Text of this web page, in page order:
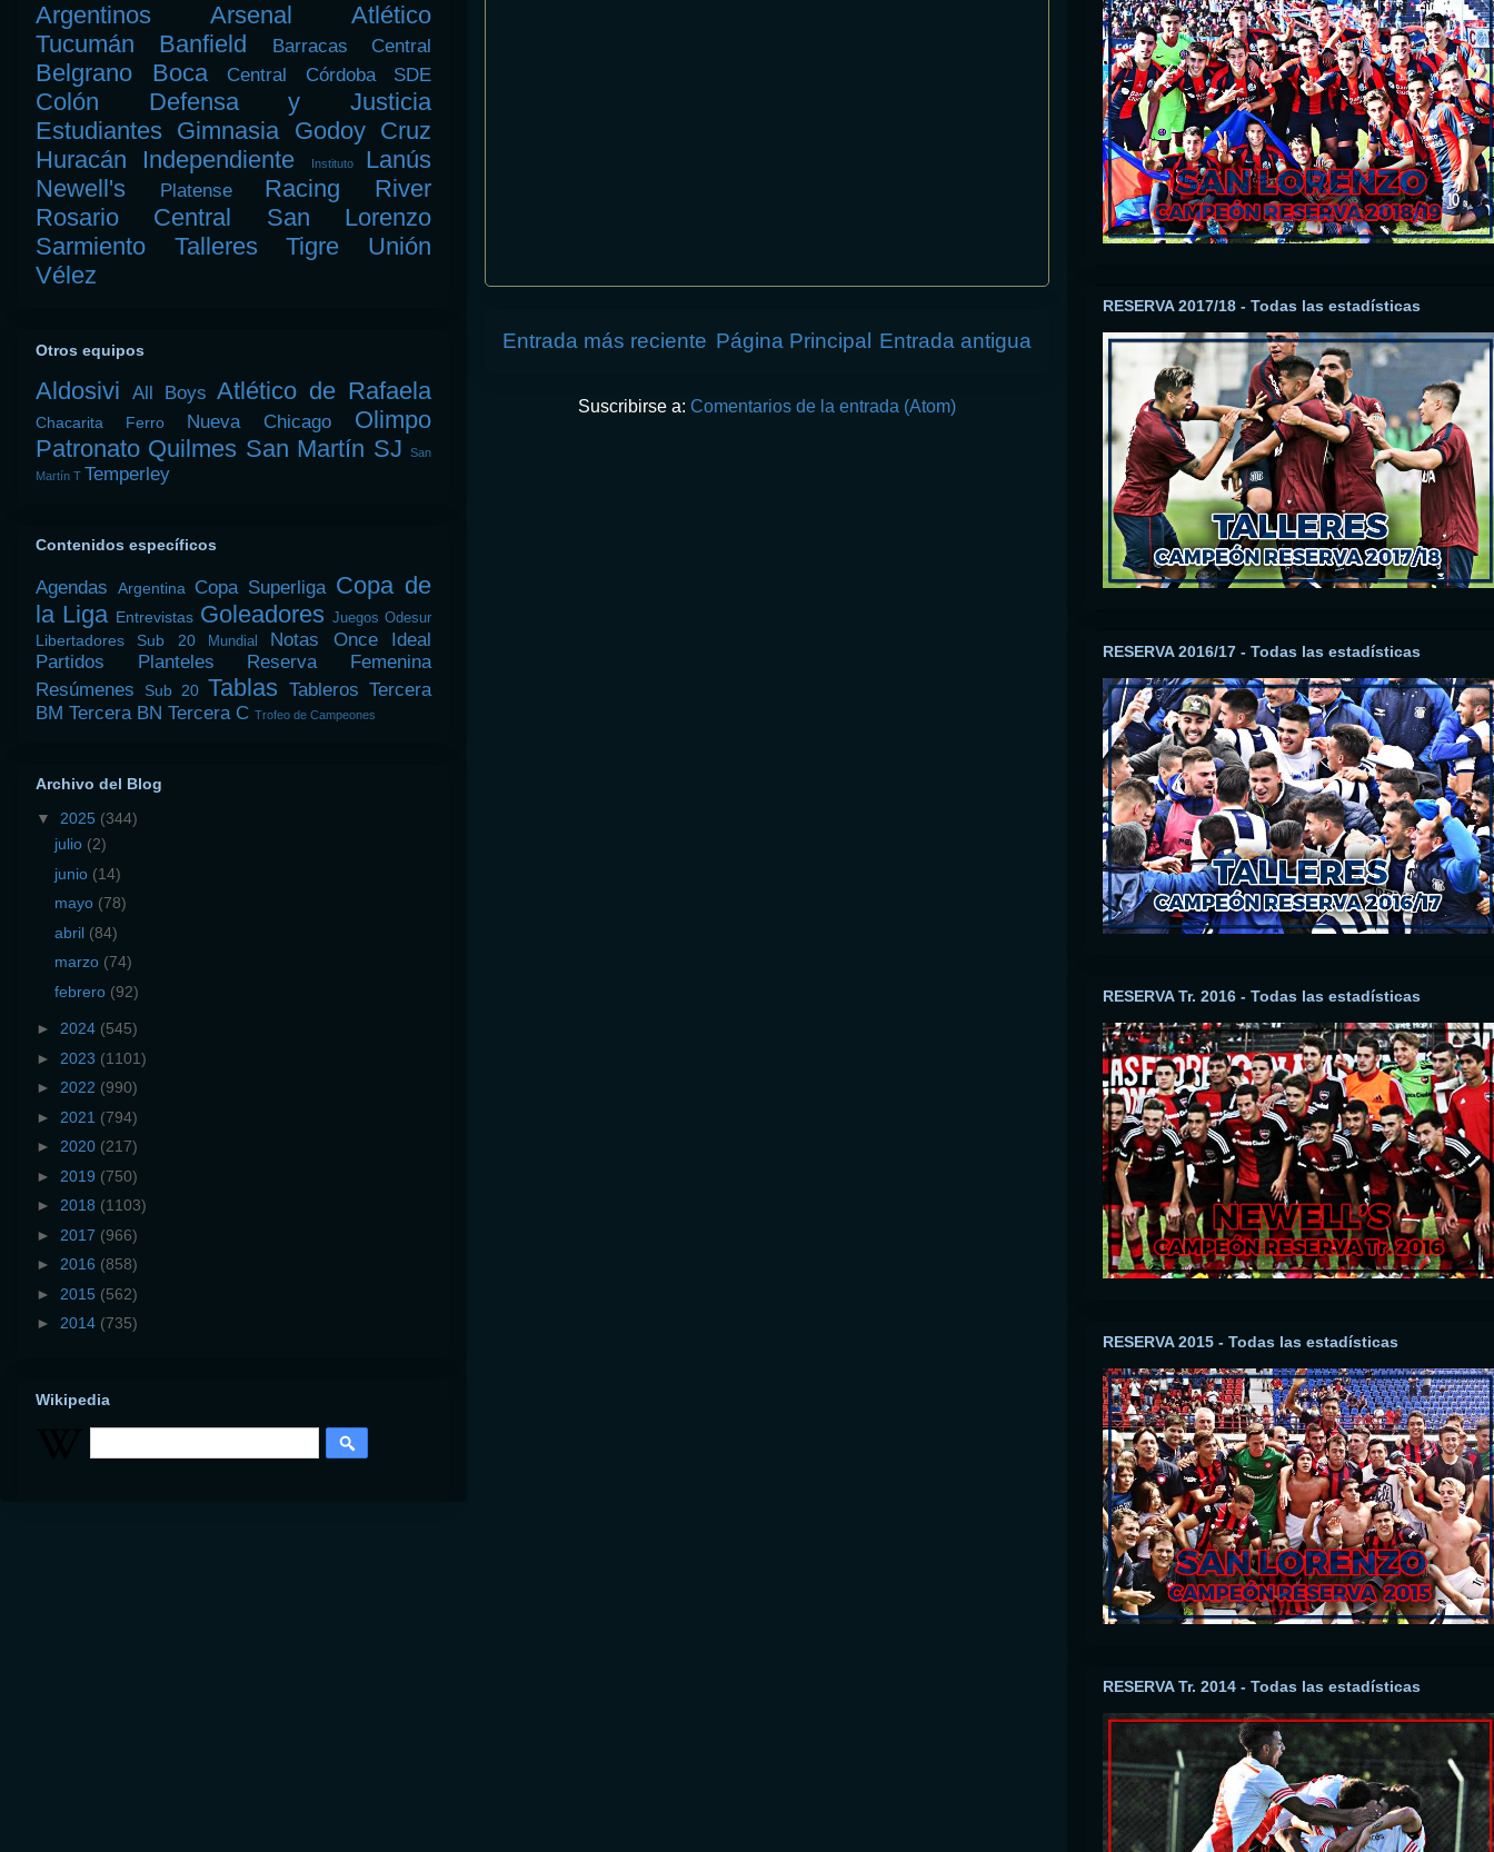
Entrada más reciente Entrada antigua
Página Principal
Suscribirse a: Comentarios de la entrada (Atom)
Argentinos Arsenal
Atlético
Tucumán
Banfield Barracas Central
Belgrano Boca Central Córdoba SDE
Colón
Defensa y Justicia
Estudiantes Gimnasia Godoy Cruz
Huracán
Independiente Instituto
Lanús
Newell's
Platense Racing
River
Rosario Central
San Lorenzo
Sarmiento
Talleres Tigre
Unión
Vélez
Otros equipos
Aldosivi All Boys Atlético de Rafaela
Chacarita Ferro Nueva Chicago
Olimpo
Patronato Quilmes San Martín SJ
San
Martín T Temperley
Contenidos específicos
Agendas Argentina Copa Superliga Copa de
la Liga Entrevistas Goleadores Juegos Odesur
Libertadores Sub 20 Mundial Notas
Once Ideal
Partidos
Planteles
Reserva Femenina
Resúmenes
Sub 20 Tablas Tableros Tercera
BM Tercera BN Tercera C Trofeo de Campeones
Archivo del Blog
▼ 2025 (344)
julio (2)
junio (14)
mayo (78)
abril (84)
marzo (74)
febrero (92)
► 2024 (545)
► 2023 (1101)
► 2022 (990)
► 2021 (794)
► 2020 (217)
► 2019 (750)
► 2018 (1103)
► 2017 (966)
► 2016 (858)
► 2015 (562)
► 2014 (735)
Wikipedia
RESERVA 2017/18 - Todas las estadísticas
RESERVA 2016/17 - Todas las estadísticas
RESERVA Tr. 2016 - Todas las estadísticas
RESERVA 2015 - Todas las estadísticas
RESERVA Tr. 2014 - Todas las estadísticas